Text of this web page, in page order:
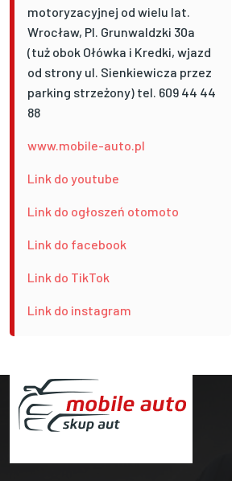
motoryzacyjnej od wielu lat.
Wrocław, Pl. Grunwaldzki 30a
(tuż obok Ołówka i Kredki, wjazd
od strony ul. Sienkiewicza przez
parking strzeżony) tel. 609 44 44
88
www.mobile-auto.pl
Link do youtube
Link do ogłoszeń otomoto
Link do facebook
Link do TikTok
Link do instagram